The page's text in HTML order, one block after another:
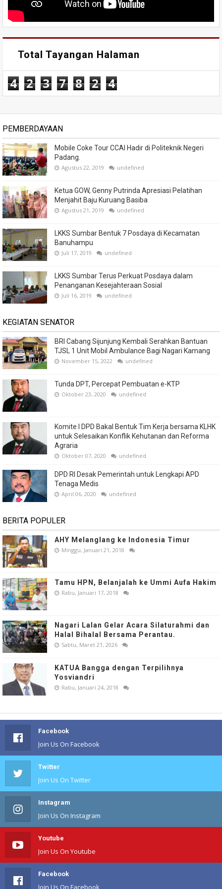
Total Tayangan Halaman
4 2 3 7 8 2 4
PEMBERDAYAAN
Mobile Coke Tour CCAI Hadir di Politeknik Negeri
Padang.
Agustus 22, 2019 undefined
Ketua GOW, Genny Putrinda Apresiasi Pelatihan
Menjahit Baju Kuruang Basiba
Agustus 21, 2019 undefined
LKKS Sumbar Bentuk 7 Posdaya di Kecamatan
Banuhampu
Juli 17, 2019 undefined
LKKS Sumbar Terus Perkuat Posdaya dalam
Penanganan Kesejahteraan Sosial
Juli 16, 2019 undefined
KEGIATAN SENATOR
BRI Cabang Sijunjung Kembali Serahkan Bantuan
TJSL 1 Unit Mobil Ambulance Bagi Nagari Kamang
November 15, 2022 undefined
Tunda DPT, Percepat Pembuatan e-KTP
Oktober 23, 2020 undefined
Komite I DPD Bakal Bentuk Tim Kerja bersama KLHK
untuk Selesaikan Konflik Kehutanan dan Reforma
Agraria
Oktober 07, 2020 undefined
DPD RI Desak Pemerintah untuk Lengkapi APD
Tenaga Medis
April 06, 2020 undefined
BERITA POPULER
AHY Melanglang ke Indonesia Timur
Minggu, Januari 21, 2018
Tamu HPN, Belanjalah ke Ummi Aufa Hakim
Rabu, Januari 17, 2018
Nagari Lalan Gelar Acara Silaturahmi dan
Halal Bihalal Bersama Perantau.
Sabtu, Maret 21, 2026
KATUA Bangga dengan Terpilihnya
Yosviandri
Rabu, Januari 24, 2018
Facebook
Join Us On Facebook
Twitter
Join Us On Twitter
Instagram
Join Us On Instagram
Youtube
Join Us On Youtube
Facebook
Join Us On Facebook